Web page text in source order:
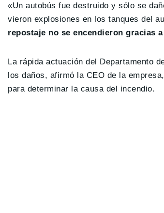
«Un autobús fue destruido y sólo se
vieron explosiones en los tanques del
repostaje no se encendieron gracias
La rápida actuación del Departamento
los daños, afirmó la CEO de la
para determinar la causa del incendio.